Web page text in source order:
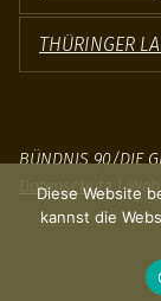
THÜRINGER
BÜNDNIS 90/DIE
Datenschutz|
Diese Website
kannst die